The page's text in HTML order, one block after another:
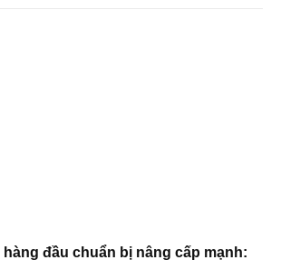
hàng đầu chuẩn bị nâng cấp mạnh: